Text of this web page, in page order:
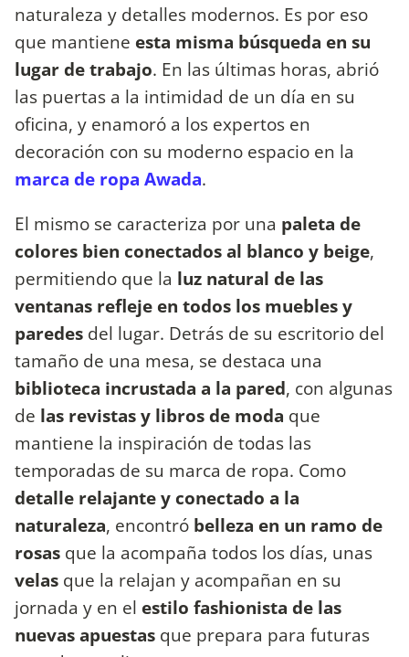
naturaleza y detalles modernos. Es por eso
que mantiene esta misma búsqueda en su
lugar de trabajo. En las últimas horas, abrió
las puertas a la intimidad de un día en su
oficina, y enamoró a los expertos en
decoración con su moderno espacio en la
marca de ropa Awada.
El mismo se caracteriza por una paleta de
colores bien conectados al blanco y beige,
permitiendo que la luz natural de las
ventanas refleje en todos los muebles y
paredes del lugar. Detrás de su escritorio del
tamaño de una mesa, se destaca una
biblioteca incrustada a la pared, con algunas
de las revistas y libros de moda que
mantiene la inspiración de todas las
temporadas de su marca de ropa. Como
detalle relajante y conectado a la
naturaleza, encontró belleza en un ramo de
rosas que la acompaña todos los días, unas
velas que la relajan y acompañan en su
jornada y en el estilo fashionista de las
nuevas apuestas que prepara para futuras